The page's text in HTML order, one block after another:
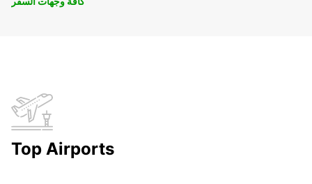
Top Airports